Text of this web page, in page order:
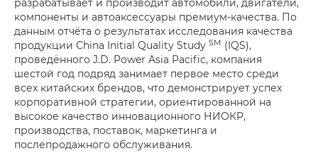
компоненты и автоаксессуары премиум-качества. По
данным отчёта о результатах исследования качества
продукции China Initial Quality Study SM (IQS),
проведённого J.D. Power Asia Pacific, компания
шестой год подряд занимает первое место среди
всех китайских брендов, что демонстрирует успех
корпоративной стратегии, ориентированной на
высокое качество инновационного НИОКР,
производства, поставок, маркетинга и
послепродажного обслуживания.